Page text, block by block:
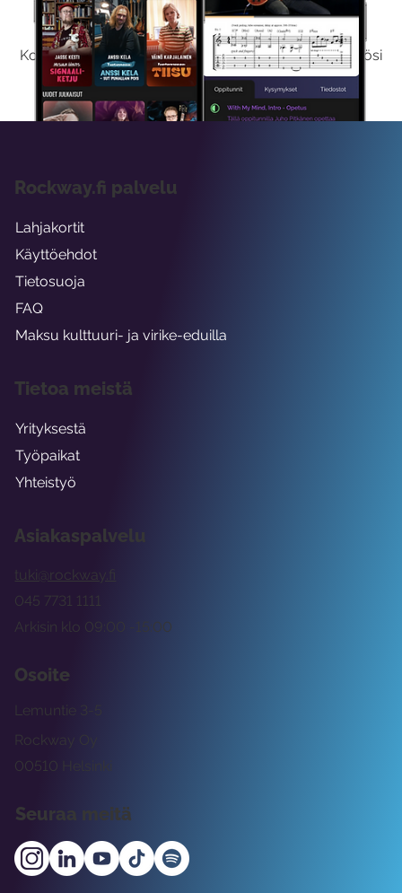
Kokeile Ilmaiseksi
Kokeilemalla ilmaiseksi saat koko sisältömme käyttöösi
viikon ajaksi.
Asiakaspalvelu
tuki@rockway.fi
Arkisin klo 09:00 -15:00
045 7731 1111
Osoite
Rockway Oy
Lemuntie 3-5
00510 Helsinki
Seuraa meitä
Rockway.fi palvelu
Lahjakortit
Käyttöehdot
Tietosuoja
FAQ
Maksu kulttuuri- ja virike-eduilla
Tietoa meistä
Yrityksestä
Työpaikat
Yhteistyö